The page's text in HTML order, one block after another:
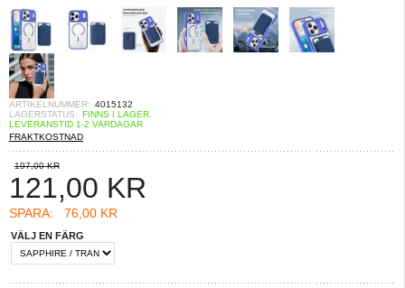
ARTIKELNUMMER: 4015132
LAGERSTATUS: FINNS I LAGER.
LEVERANSTID 1-2 VARDAGAR
FRAKTKOSTNAD
197,00 KR
121,00 KR
SPARA: 76,00 KR
VÄLJ EN FÄRG